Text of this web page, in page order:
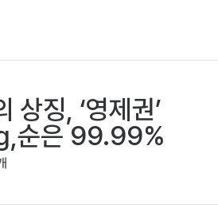
상징, ‘영제권’
순은 99.99%